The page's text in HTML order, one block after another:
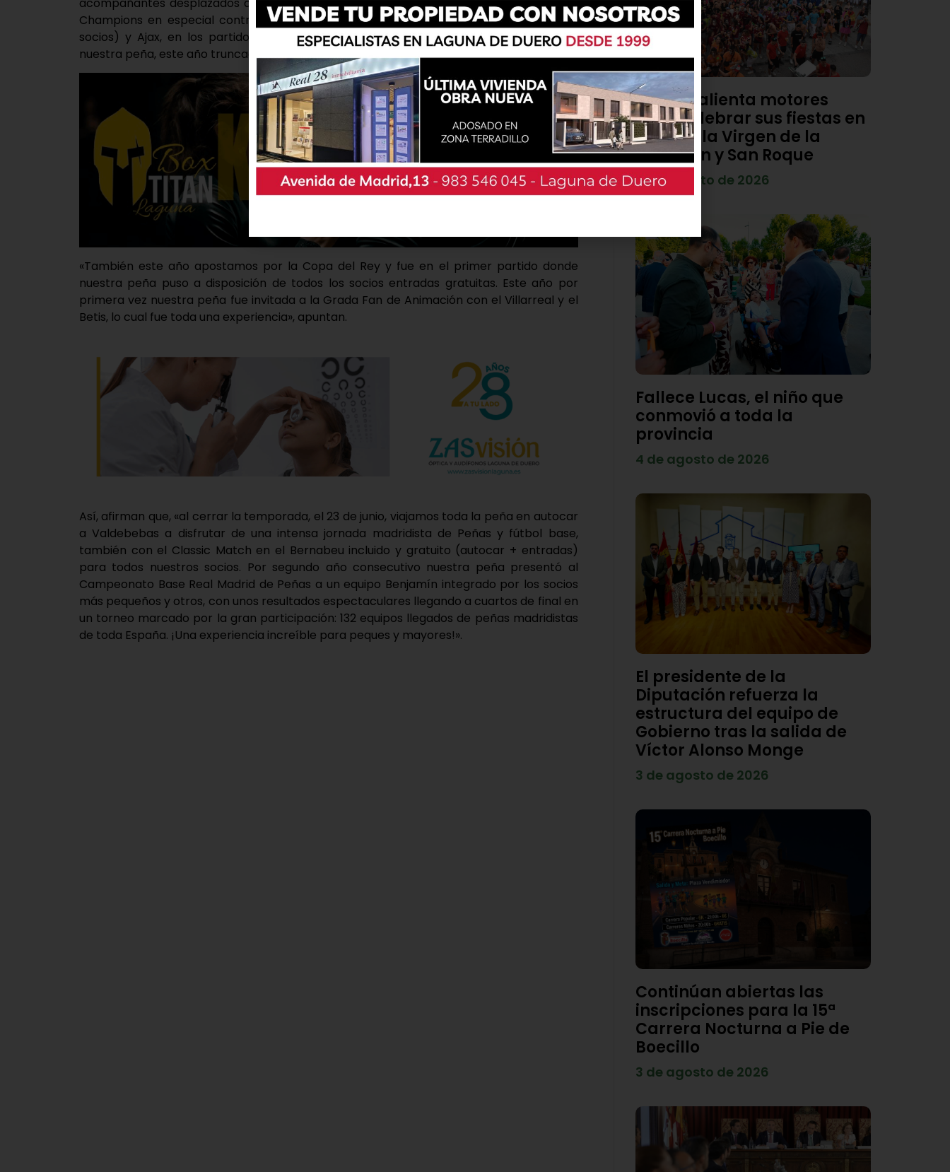
Champions en especial contra La Roma, CSK de Moscu (con entradas gratuitas para
socios) y Ajax, en los partidos de Champions siempre es certificada la presencia de
nuestra peña, este año truncada en cuartos de final tras 4 años de gloriosos éxitos».
«También este año apostamos por la Copa del Rey y fue en el primer partido donde
nuestra peña puso a disposición de todos los socios entradas gratuitas. Este año por
primera vez nuestra peña fue invitada a la Grada Fan de Animación con el Villarreal y el
Betis, lo cual fue toda una experiencia», apuntan.
Así, afirman que, «al cerrar la temporada, el 23 de junio, viajamos toda la peña en autocar
a Valdebebas a disfrutar de una intensa jornada madridista de Peñas y fútbol base,
también con el Classic Match en el Bernabeu incluido y gratuito (autocar + entradas)
para todos nuestros socios. Por segundo año consecutivo nuestra peña presentó al
Campeonato Base Real Madrid de Peñas a un equipo Benjamín integrado por los socios
más pequeños y otros, con unos resultados espectaculares llegando a cuartos de final en
un torneo marcado por la gran participación: 132 equipos llegados de peñas madridistas
de toda España. ¡Una experiencia increíble para peques y mayores!».
Viana calienta motores
para celebrar sus fiestas en
honor a la Virgen de la
Asunción y San Roque
4 de agosto de 2026
Fallece Lucas, el niño que
conmovió a toda la
provincia
4 de agosto de 2026
El presidente de la
Diputación refuerza la
estructura del equipo de
Gobierno tras la salida de
Víctor Alonso Monge
3 de agosto de 2026
Continúan abiertas las
inscripciones para la 15ª
Carrera Nocturna a Pie de
Boecillo
3 de agosto de 2026